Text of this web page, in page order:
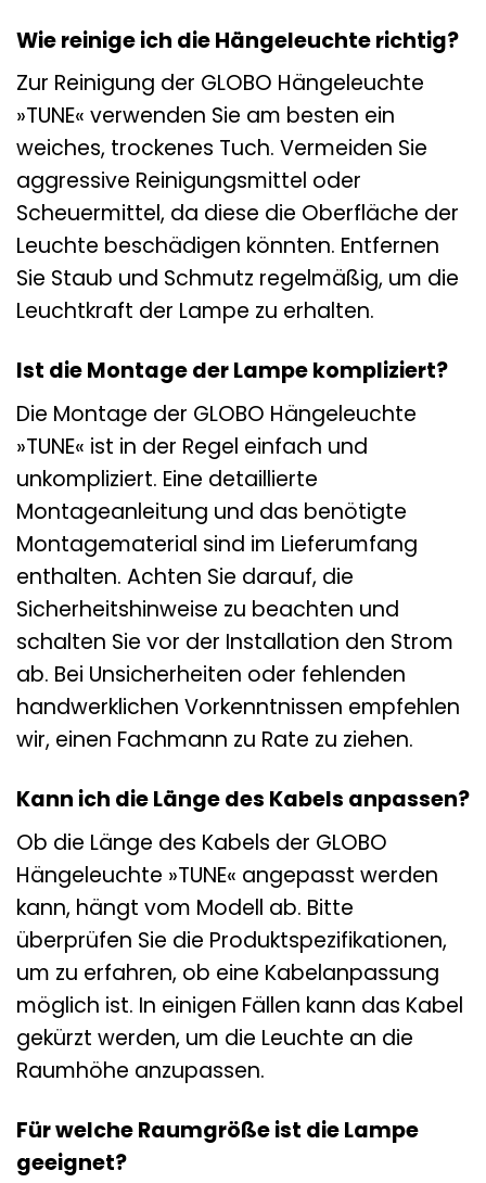
Wie reinige ich die Hängeleuchte richtig?
Zur Reinigung der GLOBO Hängeleuchte
»TUNE« verwenden Sie am besten ein
weiches, trockenes Tuch. Vermeiden Sie
aggressive Reinigungsmittel oder
Scheuermittel, da diese die Oberfläche der
Leuchte beschädigen könnten. Entfernen
Sie Staub und Schmutz regelmäßig, um die
Leuchtkraft der Lampe zu erhalten.
Ist die Montage der Lampe kompliziert?
Die Montage der GLOBO Hängeleuchte
»TUNE« ist in der Regel einfach und
unkompliziert. Eine detaillierte
Montageanleitung und das benötigte
Montagematerial sind im Lieferumfang
enthalten. Achten Sie darauf, die
Sicherheitshinweise zu beachten und
schalten Sie vor der Installation den Strom
ab. Bei Unsicherheiten oder fehlenden
handwerklichen Vorkenntnissen empfehlen
wir, einen Fachmann zu Rate zu ziehen.
Kann ich die Länge des Kabels anpassen?
Ob die Länge des Kabels der GLOBO
Hängeleuchte »TUNE« angepasst werden
kann, hängt vom Modell ab. Bitte
überprüfen Sie die Produktspezifikationen,
um zu erfahren, ob eine Kabelanpassung
möglich ist. In einigen Fällen kann das Kabel
gekürzt werden, um die Leuchte an die
Raumhöhe anzupassen.
Für welche Raumgröße ist die Lampe
geeignet?